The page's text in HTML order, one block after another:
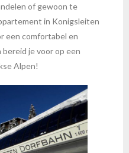
of gewoon te
in Konigsleiten
een comfortabel en
je voor op een
Alpen!